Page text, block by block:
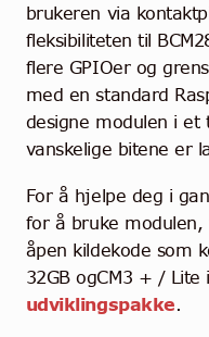
brukeren via
fleksibiliteten til
flere GPIOer og
med en standard
designe modulen i et
vanskelige bitene er
For å hjelpe deg i
for å bruke
åpen kildekode som
32GB ogCM3 + /
udviklingspakke.